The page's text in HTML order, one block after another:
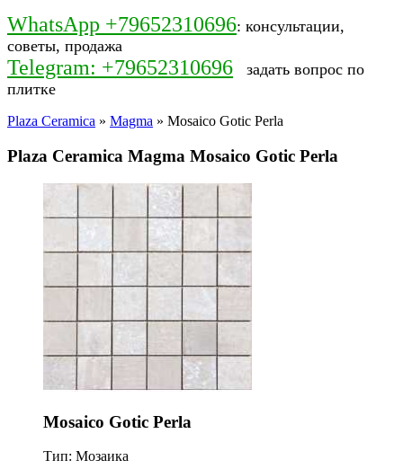
WhatsApp +79652310696: консультации,
советы, продажа
Telegram: +79652310696
задать вопрос по
плитке
Plaza Ceramica » Magma » Mosaico Gotic Perla
Plaza Ceramica Magma Mosaico Gotic Perla
Mosaico Gotic Perla
Тип: Мозаика